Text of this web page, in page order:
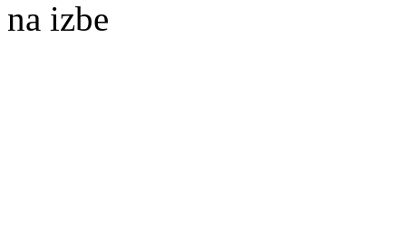
na izbe